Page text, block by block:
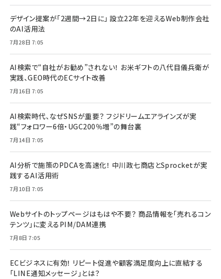
デザイン提案が「2週間→2日に」 設立22年を迎えるWeb制作会社
のAI活用法
7月28日 7:05
AI検索で“自社がお勧め”されない！ お米ギフトの八代目儀兵衛が
実践、GEO時代のECサイト改善
7月16日 7:05
AI検索時代、なぜSNSが重要？ フジドリームエアラインズが実
践“フォロワー6倍・UGC200％増”の舞台裏
7月14日 7:05
AI分析で施策のPDCAを高速化！ 中川政七商店とSprocketが実
践するAI活用術
7月10日 7:05
Webサイトのトップページはもはや不要？ 商品情報を「売れるコン
テンツ」に変えるPIM/DAM連携
7月8日 7:05
ECビジネスに有効！ リピート促進や顧客満足度向上に直結する
「LINE通知メッセージ」とは？